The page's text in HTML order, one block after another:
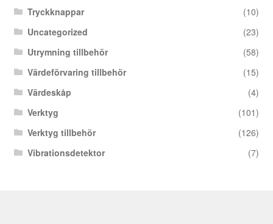
Tryckknappar
(10)
Uncategorized
(23)
Utrymning tillbehör
(58)
Värdeförvaring tillbehör
(15)
Värdeskåp
(4)
Verktyg
(101)
Verktyg tillbehör
(126)
Vibrationsdetektor
(7)